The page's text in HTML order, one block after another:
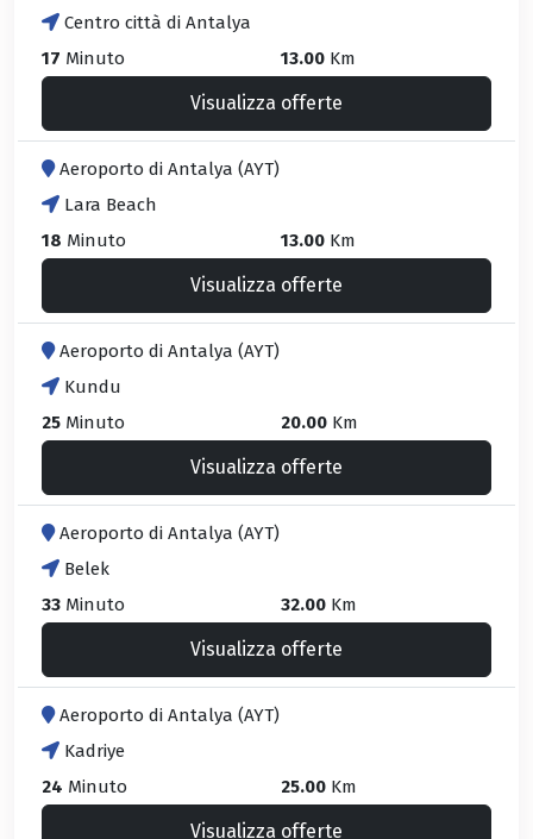
Centro città di Antalya
17 Minuto 13.00 Km
Visualizza offerte
Aeroporto di Antalya (AYT)
Lara Beach
18 Minuto 13.00 Km
Visualizza offerte
Aeroporto di Antalya (AYT)
Kundu
25 Minuto 20.00 Km
Visualizza offerte
Aeroporto di Antalya (AYT)
Belek
33 Minuto 32.00 Km
Visualizza offerte
Aeroporto di Antalya (AYT)
Kadriye
24 Minuto 25.00 Km
Visualizza offerte